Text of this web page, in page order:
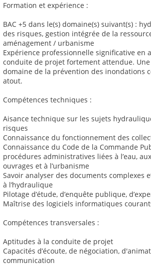
Formation et expérience :
BAC +5 dans le(s) domaine(s) suivant(s) :
des risques, gestion intégrée de la
aménagement / urbanisme
Expérience professionnelle significative en
conduite de projet fortement attendue.
domaine de la prévention des inondations
atout.
Compétences techniques :
Aisance technique sur les sujets
risques
Connaissance du fonctionnement des
Connaissance du Code de la Commande
procédures administratives liées à l’eau,
ouvrages et à l’urbanisme
Savoir analyser des documents complexes
à l’hydraulique
Pilotage d’étude, d’enquête publique,
Maîtrise des logiciels informatiques
Compétences transversales :
Aptitudes à la conduite de projet
Capacités d’écoute, de négociation,
communication